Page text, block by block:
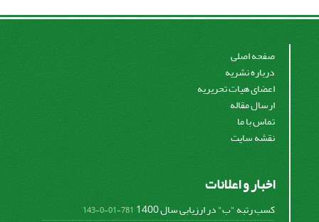
صفحه اصلی
درباره نشریه
اعضای هیات تحریریه
ارسال مقاله
تماس با ما
نقشه سایت
اخبار و اعلانات
کسب رتبه "ب" در ارزیابی سال 1400 781-01-0-143